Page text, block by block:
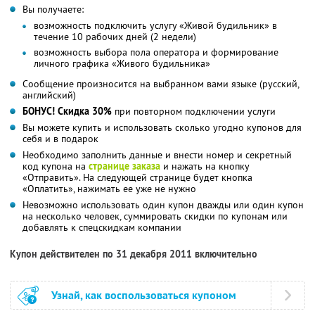
Вы получаете:
возможность подключить услугу «Живой будильник» в
течение 10 рабочих дней (2 недели)
возможность выбора пола оператора и формирование
личного графика «Живого будильника»
Сообщение произносится на выбранном вами языке (русский,
английский)
БОНУС! Скидка 30% при повторном подключении услуги
Вы можете купить и использовать сколько угодно купонов для
себя и в подарок
Необходимо заполнить данные и внести номер и секретный
код купона на странице заказа и нажать на кнопку
«Отправить». На следующей странице будет кнопка
«Оплатить», нажимать ее уже не нужно
Невозможно использовать один купон дважды или один купон
на несколько человек, суммировать скидки по купонам или
добавлять к спецскидкам компании
Купон действителен по 31 декабря 2011 включительно
Узнай, как воспользоваться купоном